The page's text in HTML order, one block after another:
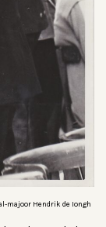
majoor Hendrik de Iongh